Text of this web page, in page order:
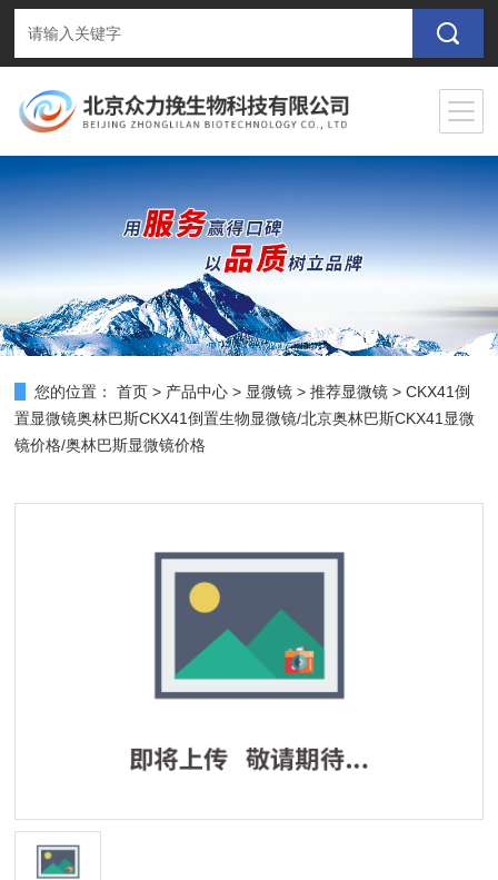
您的位置： 首页 > 产品中心 > 显微镜 >推荐显微镜 > CKX41倒
置显微镜奥林巴斯CKX41倒置生物显微镜/北京奥林巴斯CKX41显微
镜价格/奥林巴斯显微镜价格